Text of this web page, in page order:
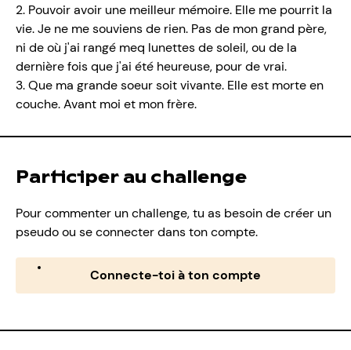
2. Pouvoir avoir une meilleur mémoire. Elle me pourrit la
vie. Je ne me souviens de rien. Pas de mon grand père,
ni de où j'ai rangé meq lunettes de soleil, ou de la
dernière fois que j'ai été heureuse, pour de vrai.
3. Que ma grande soeur soit vivante. Elle est morte en
couche. Avant moi et mon frère.
Participer au challenge
Pour commenter un challenge, tu as besoin de créer un
pseudo ou se connecter dans ton compte.
Connecte-toi à ton compte